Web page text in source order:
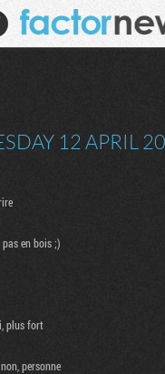
12 APRIL
en bois ;)
plus fort
personne